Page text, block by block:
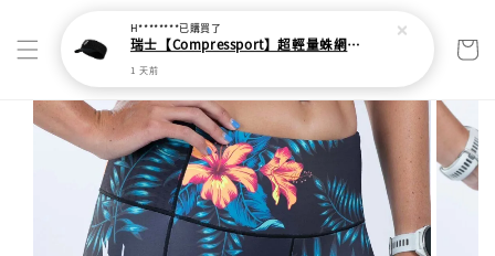
H********已購買了
瑞士【Compressport】超輕量蛛網頭帶
1 天前